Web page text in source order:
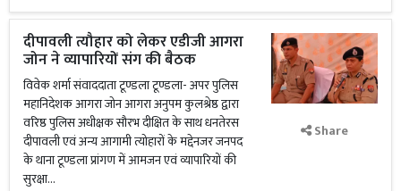
दीपावली त्यौहार को लेकर एडीजी आगरा
जोन ने व्यापारियों संग की बैठक
विवेक शर्मा संवाददाता टूण्डला टूण्डला- अपर पुलिस
महानिदेशक आगरा जोन आगरा अनुपम कुलश्रेष्ठ द्वारा
वरिष्ठ पुलिस अधीक्षक सौरभ दीक्षित के साथ धनतेरस
दीपावली एवं अन्य आगामी त्योहारों के मद्देनजर जनपद
के थाना टूण्डला प्रांगण में आमजन एवं व्यापारियों की
सुरक्षा...
Share